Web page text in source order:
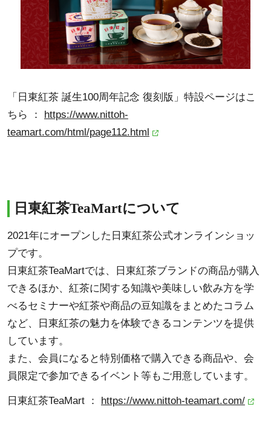
「日東紅茶 誕生100周年記念 復刻版」特設ページはこ
ちら ：
https://www.nittoh-
teamart.com/html/page112.html
日東紅茶TeaMartについて
2021年にオープンした日東紅茶公式オンラインショッ
プです。
日東紅茶TeaMartでは、日東紅茶ブランドの商品が購入
できるほか、紅茶に関する知識や美味しい飲み方を学
べるセミナーや紅茶や商品の豆知識をまとめたコラム
など、日東紅茶の魅力を体験できるコンテンツを提供
しています。
また、会員になると特別価格で購入できる商品や、会
員限定で参加できるイベント等もご用意しています。
日東紅茶TeaMart ： https://www.nittoh-teamart.com/